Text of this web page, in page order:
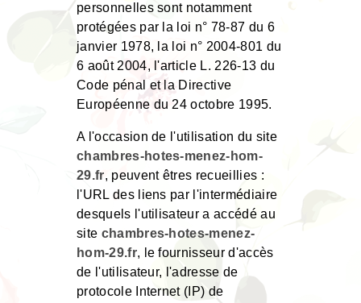
personnelles sont notamment
protégées par la loi n° 78-87 du 6
janvier 1978, la loi n° 2004-801 du
6 août 2004, l'article L. 226-13 du
Code pénal et la Directive
Européenne du 24 octobre 1995.
A l'occasion de l'utilisation du site
chambres-hotes-menez-hom-
29.fr, peuvent êtres recueillies :
l'URL des liens par l'intermédiaire
desquels l'utilisateur a accédé au
site chambres-hotes-menez-
hom-29.fr, le fournisseur d'accès
de l'utilisateur, l'adresse de
protocole Internet (IP) de